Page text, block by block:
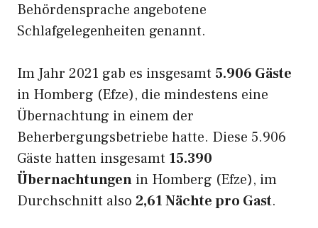
Behördensprache angebotene
Schlafgelegenheiten genannt.
Im Jahr 2021 gab es insgesamt 5.906 Gäste
in Homberg (Efze), die mindestens eine
Übernachtung in einem der
Beherbergungsbetriebe hatte. Diese 5.906
Gäste hatten insgesamt 15.390
Übernachtungen in Homberg (Efze), im
Durchschnitt also 2,61 Nächte pro Gast.